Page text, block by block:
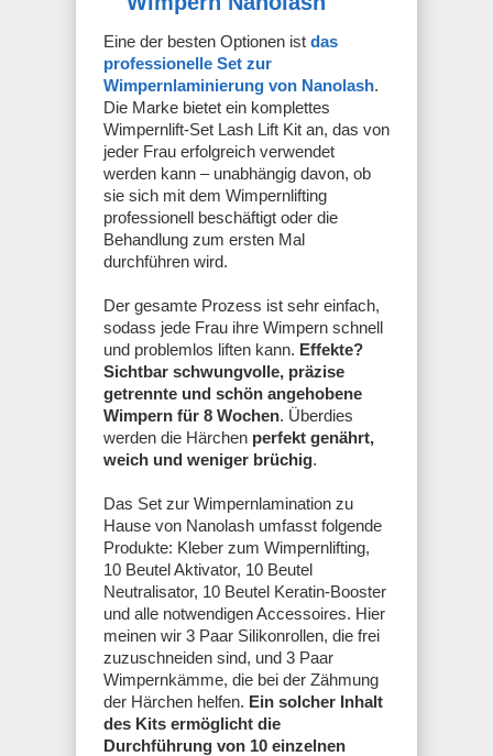
Eine der besten Optionen ist das
professionelle Set zur
Wimpernlaminierung von Nanolash.
Die Marke bietet ein komplettes
Wimpernlift-Set Lash Lift Kit an, das von
jeder Frau erfolgreich verwendet
werden kann – unabhängig davon, ob
sie sich mit dem Wimpernlifting
professionell beschäftigt oder die
Behandlung zum ersten Mal
durchführen wird.
Der gesamte Prozess ist sehr einfach,
sodass jede Frau ihre Wimpern schnell
und problemlos liften kann. Effekte?
Sichtbar schwungvolle, präzise
getrennte und schön angehobene
Wimpern für 8 Wochen. Überdies
werden die Härchen perfekt genährt,
weich und weniger brüchig.
Das Set zur Wimpernlamination zu
Hause von Nanolash umfasst folgende
Produkte: Kleber zum Wimpernlifting,
10 Beutel Aktivator, 10 Beutel
Neutralisator, 10 Beutel Keratin-Booster
und alle notwendigen Accessoires. Hier
meinen wir 3 Paar Silikonrollen, die frei
zuzuschneiden sind, und 3 Paar
Wimpernkämme, die bei der Zähmung
der Härchen helfen. Ein solcher Inhalt
des Kits ermöglicht die
Durchführung von 10 einzelnen